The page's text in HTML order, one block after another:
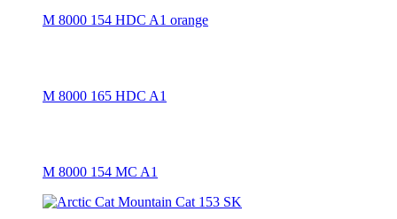
M 8000 154 HDC A1 orange
M 8000 165 HDC A1
M 8000 154 MC A1